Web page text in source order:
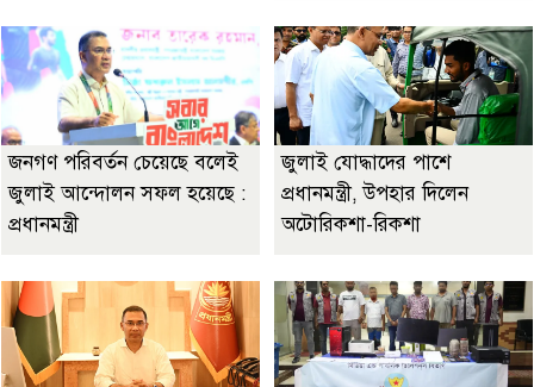
জনগণ পরিবর্তন চেয়েছে বলেই
জুলাই আন্দোলন সফল হয়েছে :
প্রধানমন্ত্রী
জুলাই যোদ্ধাদের পাশে
প্রধানমন্ত্রী, উপহার দিলেন
অটোরিকশা-রিকশা